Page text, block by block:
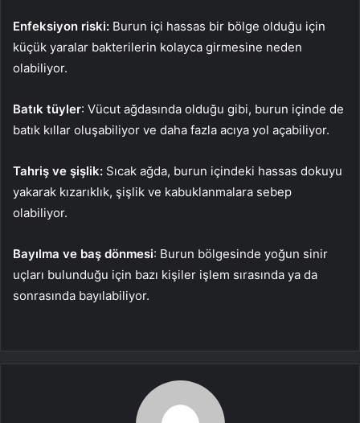
Enfeksiyon riski: Burun içi hassas bir bölge olduğu için
küçük yaralar bakterilerin kolayca girmesine neden
olabiliyor.
Batık tüyler: Vücut ağdasında olduğu gibi, burun içinde de
batık kıllar oluşabiliyor ve daha fazla acıya yol açabiliyor.
Tahriş ve şişlik: Sıcak ağda, burun içindeki hassas dokuyu
yakarak kızarıklık, şişlik ve kabuklanmalara sebep
olabiliyor.
Bayılma ve baş dönmesi: Burun bölgesinde yoğun sinir
uçları bulunduğu için bazı kişiler işlem sırasında ya da
sonrasında bayılabiliyor.